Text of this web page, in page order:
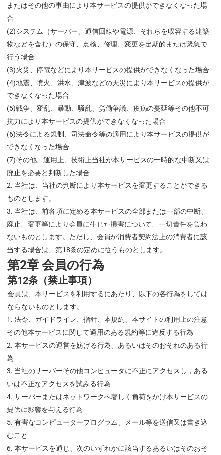
またはその他の事由により本サービスの提供ができなくなった場
合
(2)システム（サーバー、通信回線や電源、それらを収容する建築
物などを含む）の保守、点検、修理、変更を定期的または緊急で
行う場合
(3)火災、停電などにより本サービスの提供ができなくなった場合
(4)地震、噴火、洪水、津波などの天災により本サービスの提供が
できなくなった場合
(5)戦争、変乱、暴動、騒乱、労働争議、疫病の蔓延等その他不可
抗力により本サービスの提供ができなくなった場合
(6)法令による規制、司法命令等の適用により本サービスの提供が
できなくなった場合
(7)その他、運用上、技術上当社が本サービスの一時的な中断又は
廃止を必要と判断した場合
当社は、当社の判断により本サービスを変更することができる
ものとします。
当社は、前各項に定める本サービスの全部または一部の中断、
廃止、変更等により会員に生じた損害について、一切責任を負わ
ないものとします。ただし、会員が消費者契約法上の消費者に該
当する場合は、第18条の定めに従うものとします。
第2章 会員の行為
第12条（禁止事項）
会員は、本サービスを利用するにあたり、以下の各行為をしては
ならないものとします。
法令、ガイドライン、指針、本規約、本サイトの利用上の注意
その他本サービスに関して適用のある規約等に違反する行為
本サービスの運営を妨げる行為、あるいはそのおそれのある行
為
当社のサーバーその他コンピュータに不正にアクセスし，ある
いは不正なアクセスを試みる行為
サーバーまたはネットワークへ著しく負荷をかけ本サービスの
提供に影響を与える行為
有害なコンピュータープログラム、メール等を送信又は書き込
むこと
本サービスを通じ、次のいずれかに該当するあるいはそのおそ